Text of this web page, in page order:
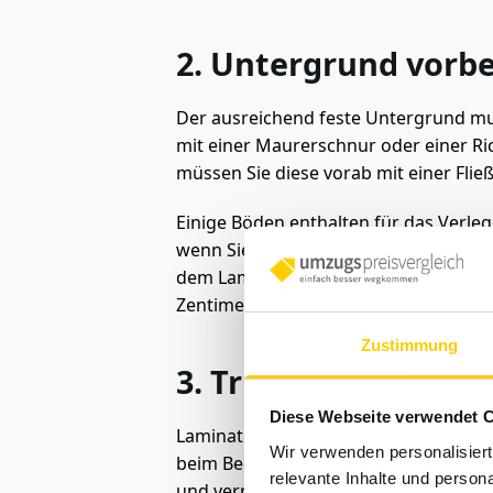
Zustimmung
Diese Webseite verwendet
Wir verwenden
relevante Inhalte und
2. Untergrund
Der ausreichend feste Untergrund
mit einer Maurerschnur oder einer
müssen Sie diese vorab mit einer
Einige Böden enthalten für das
wenn Sie Laminat auf einer
dem Laminat können Sie spätere
Zentimeter überlappen lassen und
3.
Laminat wird schwimmend verlegt.
beim Begehen des Bodens